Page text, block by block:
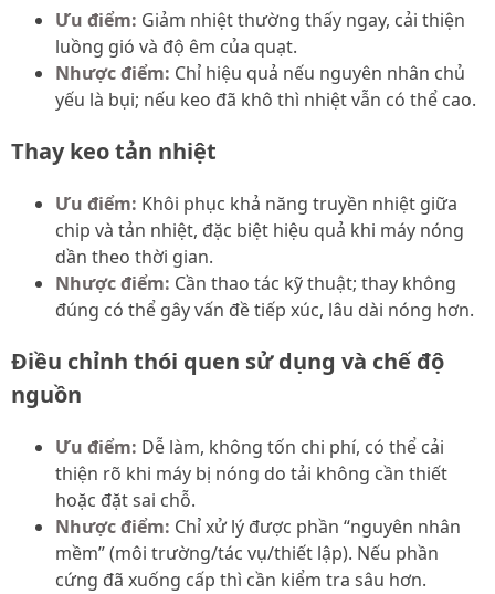
Ưu điểm: Giảm nhiệt thường thấy ngay, cải thiện
luồng gió và độ êm của quạt.
Nhược điểm: Chỉ hiệu quả nếu nguyên nhân chủ
yếu là bụi; nếu keo đã khô thì nhiệt vẫn có thể cao.
Thay keo tản nhiệt
Ưu điểm: Khôi phục khả năng truyền nhiệt giữa
chip và tản nhiệt, đặc biệt hiệu quả khi máy nóng
dần theo thời gian.
Nhược điểm: Cần thao tác kỹ thuật; thay không
đúng có thể gây vấn đề tiếp xúc, lâu dài nóng hơn.
Điều chỉnh thói quen sử dụng và chế độ
nguồn
Ưu điểm: Dễ làm, không tốn chi phí, có thể cải
thiện rõ khi máy bị nóng do tải không cần thiết
hoặc đặt sai chỗ.
Nhược điểm: Chỉ xử lý được phần “nguyên nhân
mềm” (môi trường/tác vụ/thiết lập). Nếu phần
cứng đã xuống cấp thì cần kiểm tra sâu hơn.